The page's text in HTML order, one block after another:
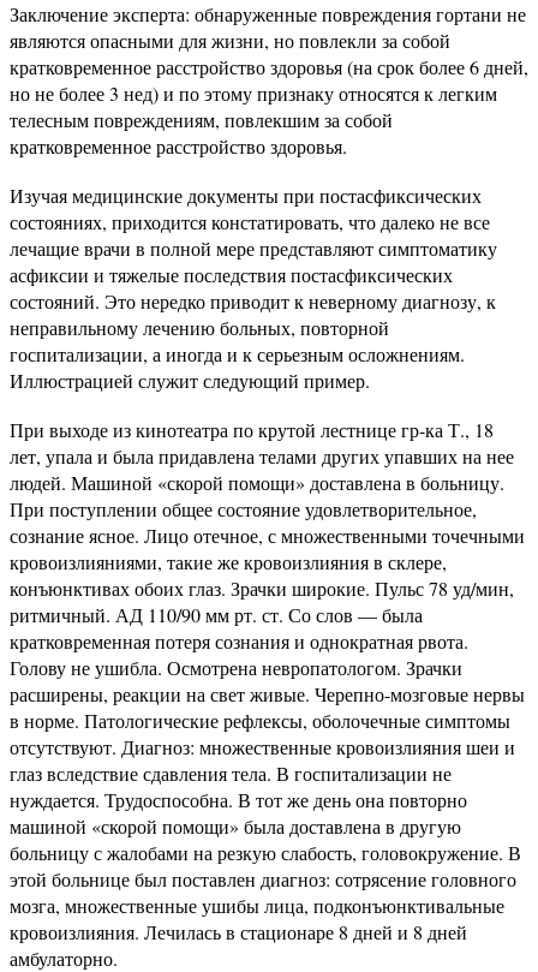
Заключение эксперта: обнаруженные повреждения гортани не
являются опасными для жизни, но повлекли за собой
кратковременное расстройство здоровья (на срок более 6 дней,
но не более 3 нед) и по этому признаку относятся к легким
телесным повреждениям, повлекшим за собой
кратковременное расстройство здоровья.
Изучая медицинские документы при постасфиксических
состояниях, приходится констатировать, что далеко не все
лечащие врачи в полной мере представляют симптоматику
асфиксии и тяжелые последствия постасфиксических
состояний. Это нередко приводит к неверному диагнозу, к
неправильному лечению больных, повторной
госпитализации, а иногда и к серьезным осложнениям.
Иллюстрацией служит следующий пример.
При выходе из кинотеатра по крутой лестнице гр-ка Т., 18
лет, упала и была придавлена телами других упавших на нее
людей. Машиной «скорой помощи» доставлена в больницу.
При поступлении общее состояние удовлетворительное,
сознание ясное. Лицо отечное, с множественными точечными
кровоизлияниями, такие же кровоизлияния в склере,
конъюнктивах обоих глаз. Зрачки широкие. Пульс 78 уд/мин,
ритмичный. АД 110/90 мм рт. ст. Со слов — была
кратковременная потеря сознания и однократная рвота.
Голову не ушибла. Осмотрена невропатологом. Зрачки
расширены, реакции на свет живые. Черепно-мозговые нервы
в норме. Патологические рефлексы, оболочечные симптомы
отсутствуют. Диагноз: множественные кровоизлияния шеи и
глаз вследствие сдавления тела. В госпитализации не
нуждается. Трудоспособна. В тот же день она повторно
машиной «скорой помощи» была доставлена в другую
больницу с жалобами на резкую слабость, головокружение. В
этой больнице был поставлен диагноз: сотрясение головного
мозга, множественные ушибы лица, подконъюнктивальные
кровоизлияния. Лечилась в стационаре 8 дней и 8 дней
амбулаторно.